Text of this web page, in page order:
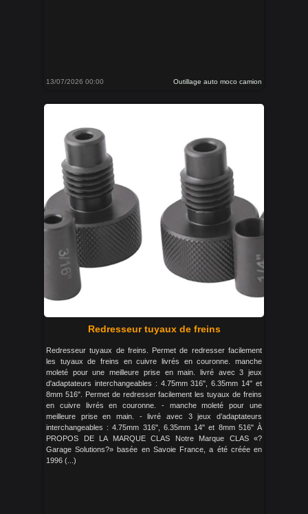
13/07/2026 00:00 Outillage auto moco camion
Redresseur tuyaux de freins
Redresseur tuyaux de freins. Permet de redresser facilement
les tuyaux de freins en cuivre livrés en couronne. manche
moleté pour une meilleure prise en main. livré avec 3 jeux
d'adaptateurs interchangeables : 4.75mm 316", 6.35mm 14" et
8mm 516". Permet de redresser facilement les tuyaux de freins
en cuivre livrés en couronne. - manche moleté pour une
meilleure prise en main. - livré avec 3 jeux d’adaptateurs
interchangeables : 4.75mm 316", 6.35mm 14" et 8mm 516" À
PROPOS DE LA MARQUE CLAS Notre Marque CLAS «?
Garage Solutions?» basée en Savoie France, a été créée en
1996 (...)